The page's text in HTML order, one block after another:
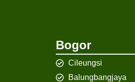
Bogor
Cileungsi
Balungbangjaya